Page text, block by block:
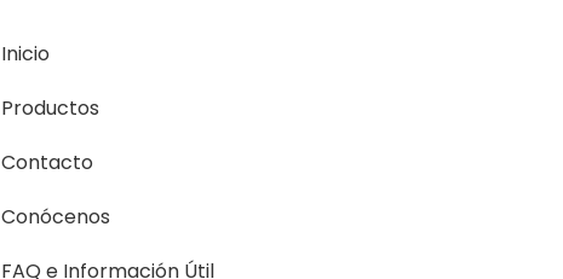
Inicio
Productos
Contacto
Conócenos
FAQ e Información Útil